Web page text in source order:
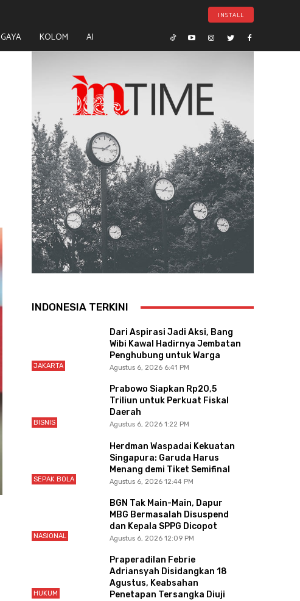
INSTALL
GAYA KOLOM AI
INDONESIA TERKINI
JAKARTA
Dari Aspirasi Jadi Aksi, Bang
Wibi Kawal Hadirnya Jembatan
Penghubung untuk Warga
Agustus 6, 2026 6:41 PM
BISNIS
Prabowo Siapkan Rp20,5
Triliun untuk Perkuat Fiskal
Daerah
Agustus 6, 2026 1:22 PM
SEPAK BOLA
Herdman Waspadai Kekuatan
Singapura: Garuda Harus
Menang demi Tiket Semifinal
Agustus 6, 2026 12:44 PM
NASIONAL
BGN Tak Main-Main, Dapur
MBG Bermasalah Disuspend
dan Kepala SPPG Dicopot
Agustus 6, 2026 12:09 PM
HUKUM
Praperadilan Febrie
Adriansyah Disidangkan 18
Agustus, Keabsahan
Penetapan Tersangka Diuji